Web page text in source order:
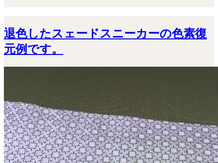
退色したスェードスニーカーの色素復
元例です。